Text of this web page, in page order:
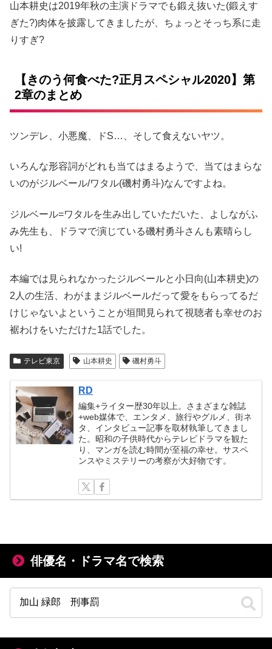
山本耕史は2019年秋の主演ドラマでも鍛え抜いた(鍛えす
ぎた?)肉体を披露してきましたが、ちょっとそっち系に走
りすぎ?
【きのう何食べた?正月スペシャル2020】第
2章のまとめ
ツンデレ、小悪魔、ドS…、そして食えないヤツ。
いろんな形容詞がどれも当てはまるようで、当てはまらな
いのがジルベール/ワタル(磯村勇斗)なんですよね。
ジルベール=ワタルを生み出していただいた、よしながふ
み先生も、ドラマで演じている磯村勇斗さんも素晴らし
い!
本編では見られなかったジルベールと小日向(山本耕史)の
2人の生活、わがままジルベールだって愛をもらってるだ
けじゃないよということが垣間見られて視聴者も幸せのお
裾わけをいただけた1話でした。
テレビ東京 山本耕史 磯村勇斗
RD
編集+ライター歴30年以上。さまざまな雑誌
+web媒体で、エンタメ、旅行やグルメ、街ネ
タ、インタビュー記事を取材執筆してきまし
た。昭和の子供時代からテレビドラマを観た
り、マンガを読む時間が至福の幸せ。サスペ
ンスやミステリーの考察が大好物です。
俳優名・ドラマ名で検索